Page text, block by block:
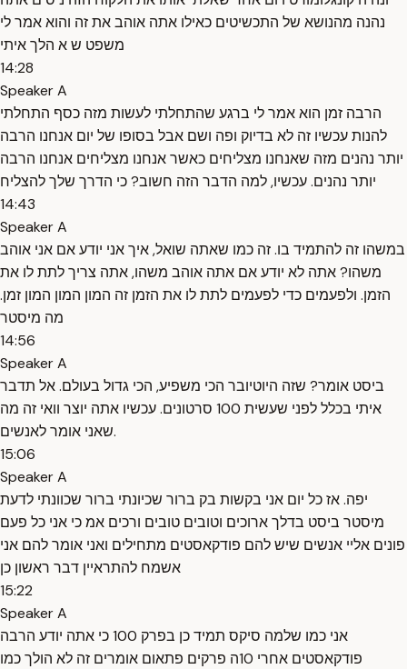
נהנה מהנושא של התכשיטים כאילו אתה אוהב את זה והוא אמר לי
משפט ש א הלך איתי
14:28
Speaker A
הרבה זמן הוא אמר לי ברגע שהתחלתי לעשות מזה כסף התחלתי
להנות עכשיו זה לא בדיוק ופה ושם אבל בסופו של יום אנחנו הרבה
יותר נהנים מזה שאנחנו מצליחים כאשר אנחנו מצליחים אנחנו הרבה
יותר נהנים. עכשיו, למה הדבר הזה חשוב? כי הדרך שלך להצליח
14:43
Speaker A
במשהו זה להתמיד בו. זה כמו שאתה שואל, איך אני יודע אם אני אוהב
משהו? אתה לא יודע אם אתה אוהב משהו, אתה צריך לתת לו את
הזמן. ולפעמים כדי לפעמים לתת לו את הזמן זה המון המון המון זמן.
מה מיסטר
14:56
Speaker A
ביסט אומר? שזה היוטיובר הכי משפיע, הכי גדול בעולם. אל תדבר
איתי בכלל לפני שעשית 100 סרטונים. עכשיו אתה יוצר וואי זה מה
שאני אומר לאנשים.
15:06
Speaker A
יפה. אז כל יום אני בקשות בק ברור שכיונתי ברור שכוונתי לדעת
מיסטר ביסט בדלך ארוכים וטובים טובים ורכים אמ כי אני כל פעם
פונים אליי אנשים שיש להם פודקאסטים מתחילים ואני אומר להם אני
אשמח להתראיין דבר ראשון כן
15:22
Speaker A
אני כמו שלמה סיקס תמיד כן בפרק 100 כי אתה יודע הרבה
פודקאסטים אחרי 10ה פרקים פתאום אומרים זה לא הולך כמו